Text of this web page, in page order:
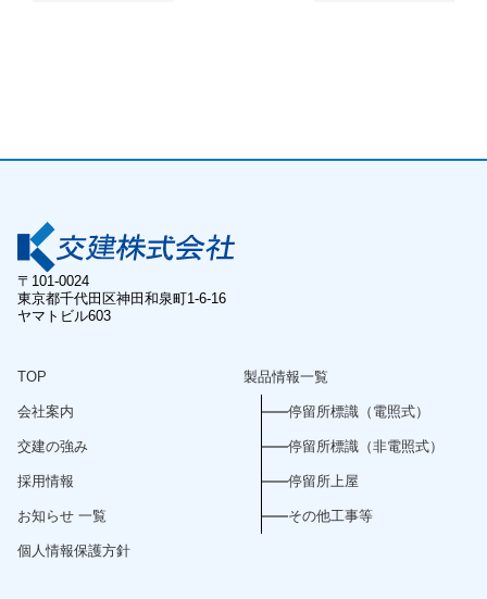
〒101-0024
東京都千代田区神田和泉町1-6-16
ヤマトビル603
TOP
会社案内
交建の強み
採用情報
お知らせ 一覧
個人情報保護方針
製品情報一覧
停留所標識（電照式）
停留所標識（非電照式）
停留所上屋
その他工事等